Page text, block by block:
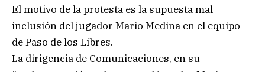
El motivo de la protesta es la supuesta mal
inclusión del jugador Mario Medina en el equipo
de Paso de los Libres.
La dirigencia de Comunicaciones, en su